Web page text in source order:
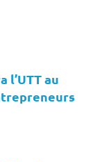
l’UTT au